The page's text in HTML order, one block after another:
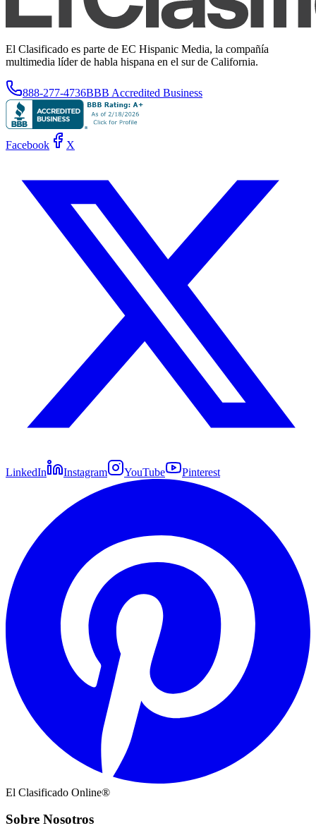
El Clasificado es parte de EC Hispanic Media, la compañía
multimedia líder de habla hispana en el sur de California.
888-277-4736BBB Accredited Business
Facebook X
LinkedIn Instagram YouTube Pinterest
El Clasificado Online®
Sobre Nosotros